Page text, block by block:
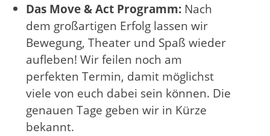
Das Move & Act Programm: Nach
dem großartigen Erfolg lassen wir
Bewegung, Theater und Spaß wieder
aufleben! Wir feilen noch am
perfekten Termin, damit möglichst
viele von euch dabei sein können. Die
genauen Tage geben wir in Kürze
bekannt.